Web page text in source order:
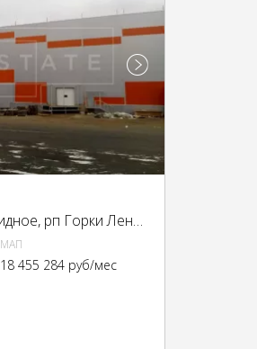
Московская обл, г Видное, рп Горки Ленинские, Промзона Технопарк улица Восточная, Московская обл., промзона Технопарк, Восточная ул.
МАП
18 455 284 руб/мес